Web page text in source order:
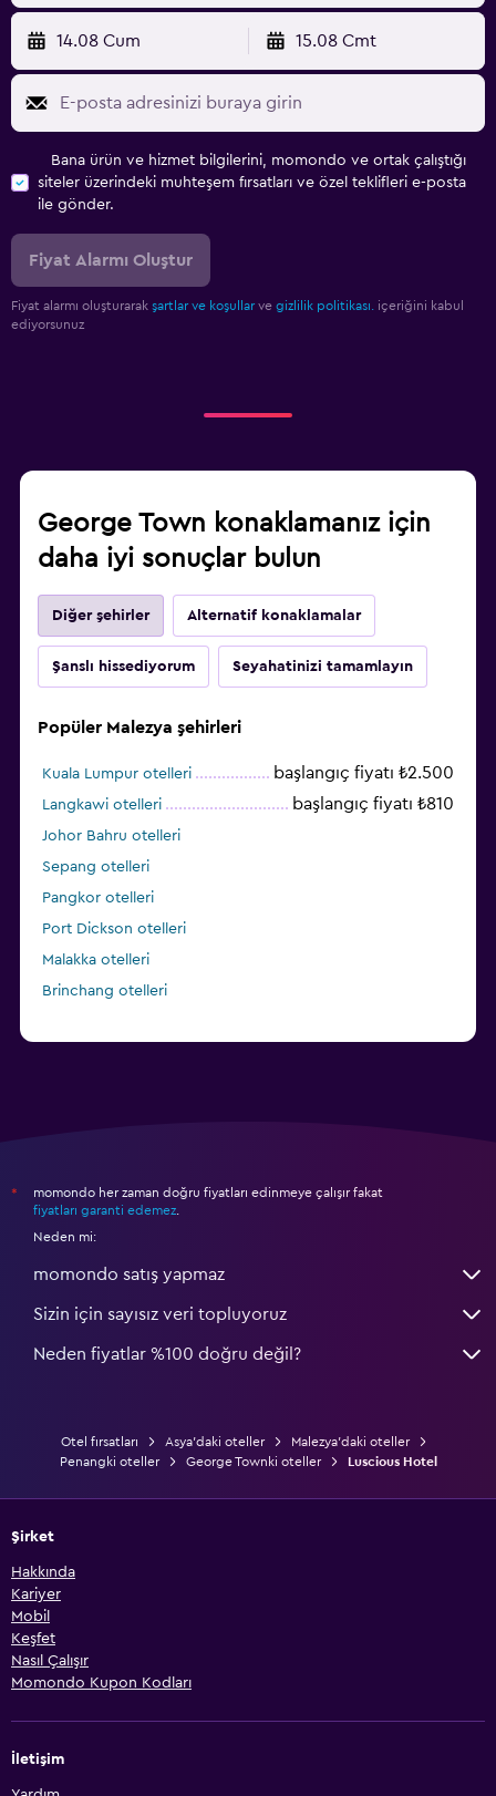
14.08 Cum 15.08 Cmt
Bana ürün ve hizmet bilgilerini, momondo ve ortak çalıştığı
siteler üzerindeki muhteşem fırsatları ve özel teklifleri e-posta
ile gönder.
Fiyat Alarmı Oluştur
Fiyat alarmı oluşturarak şartlar ve koşullar ve gizlilik politikası.
içeriğini kabul
ediyorsunuz
George Town konaklamanız için
daha iyi sonuçlar bulun
Diğer şehirler Alternatif konaklamalar
Şanslı hissediyorum Seyahatinizi tamamlayın
Popüler Malezya şehirleri
Kuala Lumpur otelleri başlangıç fiyatı ₺2.500
Langkawi otelleri başlangıç fiyatı ₺810
Johor Bahru otelleri
Sepang otelleri
Pangkor otelleri
Port Dickson otelleri
Malakka otelleri
Brinchang otelleri
*
momondo her zaman doğru fiyatları edinmeye çalışır fakat
fiyatları garanti edemez
Neden mi:
momondo satış yapmaz
Sizin için sayısız veri topluyoruz
Neden fiyatlar %100 doğru değil?
Otel fırsatları Asya'daki oteller
Malezya'daki oteller
Penangki oteller
George Townki oteller Luscious Hotel
Şirket
Hakkında
Kariyer
Mobil
Keşfet
Nasıl Çalışır
Momondo Kupon Kodları
İletişim